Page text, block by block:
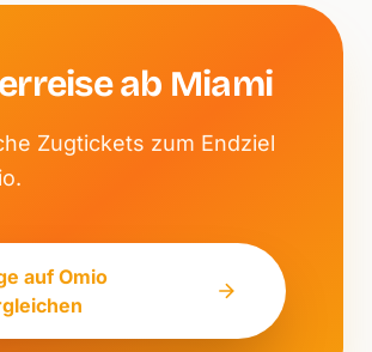
ab Miami
Zugtickets zum Endziel
auf Omio